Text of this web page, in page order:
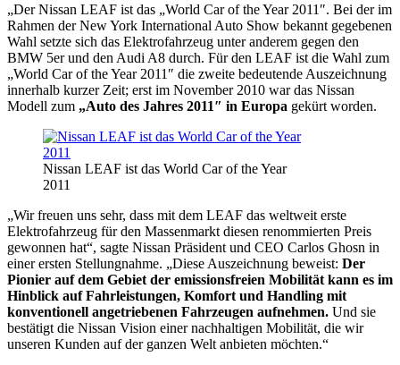
„Der Nissan LEAF ist das „World Car of the Year 2011″. Bei der im
Rahmen der New York International Auto Show bekannt gegebenen
Wahl setzte sich das Elektrofahrzeug unter anderem gegen den
BMW 5er und den Audi A8 durch. Für den LEAF ist die Wahl zum
„World Car of the Year 2011″ die zweite bedeutende Auszeichnung
innerhalb kurzer Zeit; erst im November 2010 war das Nissan
Modell zum „Auto des Jahres 2011″ in Europa gekürt worden.
Nissan LEAF ist das World Car of the Year
2011
„Wir freuen uns sehr, dass mit dem LEAF das weltweit erste
Elektrofahrzeug für den Massenmarkt diesen renommierten Preis
gewonnen hat“, sagte Nissan Präsident und CEO Carlos Ghosn in
einer ersten Stellungnahme. „Diese Auszeichnung beweist: Der
Pionier auf dem Gebiet der emissionsfreien Mobilität kann es im
Hinblick auf Fahrleistungen, Komfort und Handling mit
konventionell angetriebenen Fahrzeugen aufnehmen. Und sie
bestätigt die Nissan Vision einer nachhaltigen Mobilität, die wir
unseren Kunden auf der ganzen Welt anbieten möchten.“